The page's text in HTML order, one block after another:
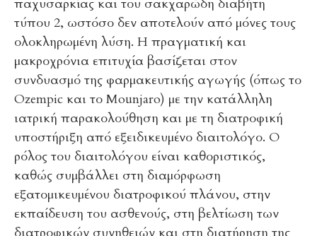
παχυσαρκίας και του σακχαρώδη διαβήτη
τύπου 2, ωστόσο δεν αποτελούν από μόνες τους
ολοκληρωμένη λύση. Η πραγματική και
μακροχρόνια επιτυχία βασίζεται στον
συνδυασμό της φαρμακευτικής αγωγής (όπως το
Ozempic και το Mounjaro) με την κατάλληλη
ιατρική παρακολούθηση και με τη διατροφική
υποστήριξη από εξειδικευμένο διαιτολόγο. Ο
ρόλος του διαιτολόγου είναι καθοριστικός,
καθώς συμβάλλει στη διαμόρφωση
εξατομικευμένου διατροφικού πλάνου, στην
εκπαίδευση του ασθενούς, στη βελτίωση των